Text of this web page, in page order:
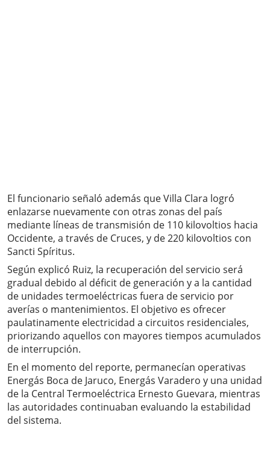
El funcionario señaló además que Villa Clara logró
enlazarse nuevamente con otras zonas del país
mediante líneas de transmisión de 110 kilovoltios hacia
Occidente, a través de Cruces, y de 220 kilovoltios con
Sancti Spíritus.
Según explicó Ruiz, la recuperación del servicio será
gradual debido al déficit de generación y a la cantidad
de unidades termoeléctricas fuera de servicio por
averías o mantenimientos. El objetivo es ofrecer
paulatinamente electricidad a circuitos residenciales,
priorizando aquellos con mayores tiempos acumulados
de interrupción.
En el momento del reporte, permanecían operativas
Energás Boca de Jaruco, Energás Varadero y una unidad
de la Central Termoeléctrica Ernesto Guevara, mientras
las autoridades continuaban evaluando la estabilidad
del sistema.